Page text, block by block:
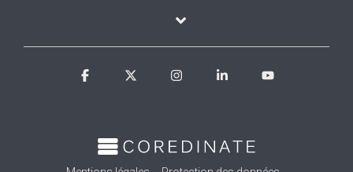
Facebook InstagramLinkedin